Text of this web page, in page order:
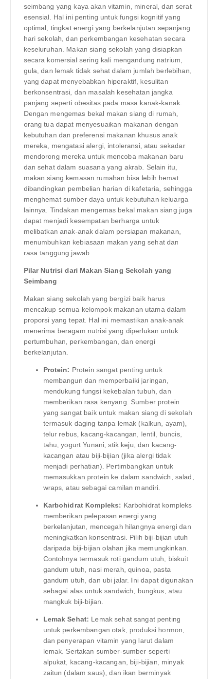
seimbang yang kaya akan vitamin, mineral, dan serat
esensial. Hal ini penting untuk fungsi kognitif yang
optimal, tingkat energi yang berkelanjutan sepanjang
hari sekolah, dan perkembangan kesehatan secara
keseluruhan. Makan siang sekolah yang disiapkan
secara komersial sering kali mengandung natrium,
gula, dan lemak tidak sehat dalam jumlah berlebihan,
yang dapat menyebabkan hiperaktif, kesulitan
berkonsentrasi, dan masalah kesehatan jangka
panjang seperti obesitas pada masa kanak-kanak.
Dengan mengemas bekal makan siang di rumah,
orang tua dapat menyesuaikan makanan dengan
kebutuhan dan preferensi makanan khusus anak
mereka, mengatasi alergi, intoleransi, atau sekadar
mendorong mereka untuk mencoba makanan baru
dan sehat dalam suasana yang akrab. Selain itu,
makan siang kemasan rumahan bisa lebih hemat
dibandingkan pembelian harian di kafetaria, sehingga
menghemat sumber daya untuk kebutuhan keluarga
lainnya. Tindakan mengemas bekal makan siang juga
dapat menjadi kesempatan berharga untuk
melibatkan anak-anak dalam persiapan makanan,
menumbuhkan kebiasaan makan yang sehat dan
rasa tanggung jawab.
Pilar Nutrisi dari Makan Siang Sekolah yang
Seimbang
Makan siang sekolah yang bergizi baik harus
mencakup semua kelompok makanan utama dalam
proporsi yang tepat. Hal ini memastikan anak-anak
menerima beragam nutrisi yang diperlukan untuk
pertumbuhan, perkembangan, dan energi
berkelanjutan.
Protein: Protein sangat penting untuk
membangun dan memperbaiki jaringan,
mendukung fungsi kekebalan tubuh, dan
memberikan rasa kenyang. Sumber protein
yang sangat baik untuk makan siang di sekolah
termasuk daging tanpa lemak (kalkun, ayam),
telur rebus, kacang-kacangan, lentil, buncis,
tahu, yogurt Yunani, stik keju, dan kacang-
kacangan atau biji-bijian (jika alergi tidak
menjadi perhatian). Pertimbangkan untuk
memasukkan protein ke dalam sandwich, salad,
wraps, atau sebagai camilan mandiri.
Karbohidrat Kompleks: Karbohidrat kompleks
memberikan pelepasan energi yang
berkelanjutan, mencegah hilangnya energi dan
meningkatkan konsentrasi. Pilih biji-bijian utuh
daripada biji-bijian olahan jika memungkinkan.
Contohnya termasuk roti gandum utuh, biskuit
gandum utuh, nasi merah, quinoa, pasta
gandum utuh, dan ubi jalar. Ini dapat digunakan
sebagai alas untuk sandwich, bungkus, atau
mangkuk biji-bijian.
Lemak Sehat: Lemak sehat sangat penting
untuk perkembangan otak, produksi hormon,
dan penyerapan vitamin yang larut dalam
lemak. Sertakan sumber-sumber seperti
alpukat, kacang-kacangan, biji-bijian, minyak
zaitun (dalam saus), dan ikan berminyak